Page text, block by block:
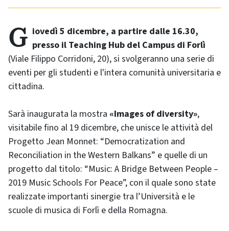
Giovedì 5 dicembre, a partire dalle 16.30, presso il Teaching Hub del Campus di Forlì
(Viale Filippo Corridoni, 20), si svolgeranno una serie di
eventi per gli studenti e l'intera comunità universitaria e
cittadina.
Sarà inaugurata la mostra «Images of diversity»,
visitabile fino al 19 dicembre, che unisce le attività del
Progetto Jean Monnet: “Democratization and
Reconciliation in the Western Balkans” e quelle di un
progetto dal titolo: “Music: A Bridge Between People –
2019 Music Schools For Peace”, con il quale sono state
realizzate importanti sinergie tra l’Università e le
scuole di musica di Forlì e della Romagna.